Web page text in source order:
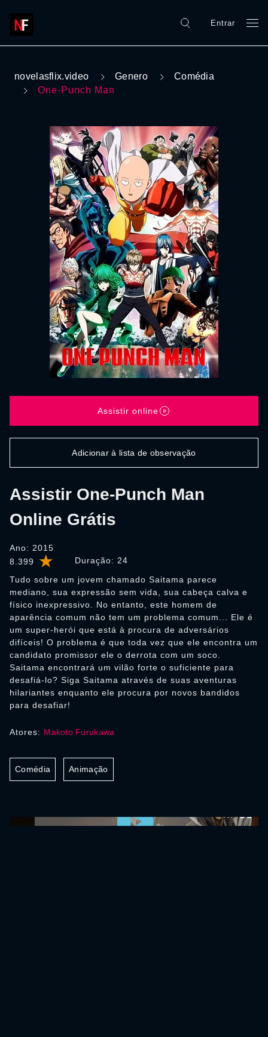
Entrar
novelasflix.video Genero
Comédia
One-Punch Man
8.399 Duração: 24
Assistir One-Punch Man
Online Grátis
Ano: 2015
Tudo sobre um jovem chamado Saitama parece
mediano, sua expressão sem vida, sua cabeça calva e
físico inexpressivo. No entanto, este homem de
aparência comum não tem um problema comum... Ele é
um super-herói que está à procura de adversários
difíceis! O problema é que toda vez que ele encontra um
candidato promissor ele o derrota com um soco.
Saitama encontrará um vilão forte o suficiente para
desafiá-lo? Siga Saitama através de suas aventuras
hilariantes enquanto ele procura por novos bandidos
para desafiar!
Assistir online
Adicionar à lista de observação
Atores: Makoto Furukawa
Comédia Animação